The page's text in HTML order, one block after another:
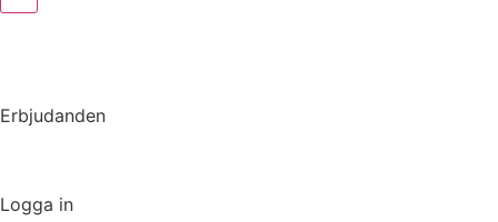
Erbjudanden
Logga in